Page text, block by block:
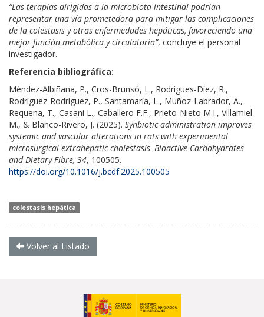
“Las terapias dirigidas a la microbiota intestinal podrían
representar una vía prometedora para mitigar las complicaciones
de la colestasis y otras enfermedades hepáticas, favoreciendo una
mejor función metabólica y circulatoria”, concluye el personal
investigador.
Referencia bibliográfica:
Méndez-Albiñana, P., Cros-Brunsó, L., Rodrigues-Díez, R.,
Rodríguez-Rodríguez, P., Santamaría, L., Muñoz-Labrador, A.,
Requena, T., Casani L., Caballero F.F., Prieto-Nieto M.I., Villamiel
M., & Blanco-Rivero, J. (2025). Synbiotic administration improves
systemic and vascular alterations in rats with experimental
microsurgical extrahepatic cholestasis. Bioactive Carbohydrates
and Dietary Fibre, 34, 100505.
https://doi.org/10.1016/j.bcdf.2025.100505
colestasis hepática
Volver al Listado